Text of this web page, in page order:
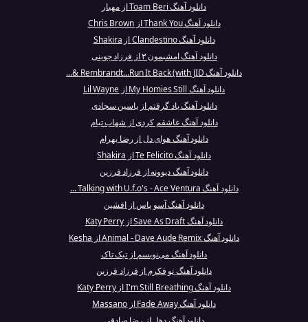
دانلود آهنگ Toam Beri از مهیار
دانلود آهنگ Thank You از Chris Brown
دانلود آهنگ Clandestino از Shakira
دانلود آهنگ امشبمون ۳ از فرزاد جوینی
دانلود آهنگ Rembrandt...Run It Back (with JID &...
دانلود آهنگ My Homies Still از Lil Wayne
دانلود آهنگ یاد گرفتم از یاسین سجادی
دانلود آهنگ عاشقم کردی از شهاب تیام
دانلود آهنگ هوای دل از رضا بهرام
دانلود آهنگ Te Felicito از Shakira
دانلود آهنگ دیوونه از فرزاد فرزین
دانلود آهنگ Talking with U.f.o's - Ace Ventura ...
دانلود آهنگ آسو پاس از افشین
دانلود آهنگ Save As Draft از Katy Perry
دانلود آهنگ Animal - Dave Aude Remix از Kesha
دانلود آهنگ می‌نویسم از تیک تاک
دانلود آهنگ تو فکرم از فرزاد فرزین
دانلود آهنگ I'm Still Breathing از Katy Perry
دانلود آهنگ Fade Away از Massano